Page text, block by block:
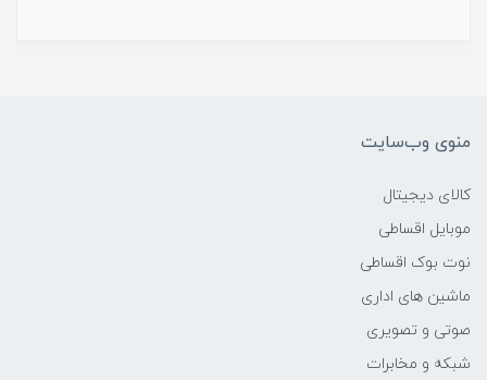
منوی وب‌سایت
کالای دیجیتال
موبایل اقساطی
نوت بوک اقساطی
ماشین های اداری
صوتی و تصویری
شبکه و مخابرات